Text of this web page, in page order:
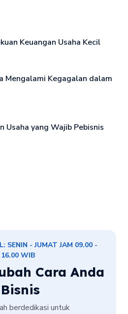
Keuangan Usaha Kecil
Mengalami Kegagalan dalam
Usaha yang Wajib Pebisnis
SENIN - JUMAT JAM 09.00 -
16.00 WIB
Cara Anda
berdedikasi untuk